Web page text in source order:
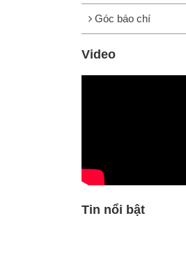
Góc báo chí
Video
Tin nổi bật